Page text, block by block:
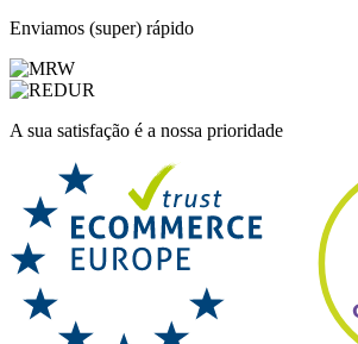
Enviamos (super) rápido
A sua satisfação é a nossa prioridade